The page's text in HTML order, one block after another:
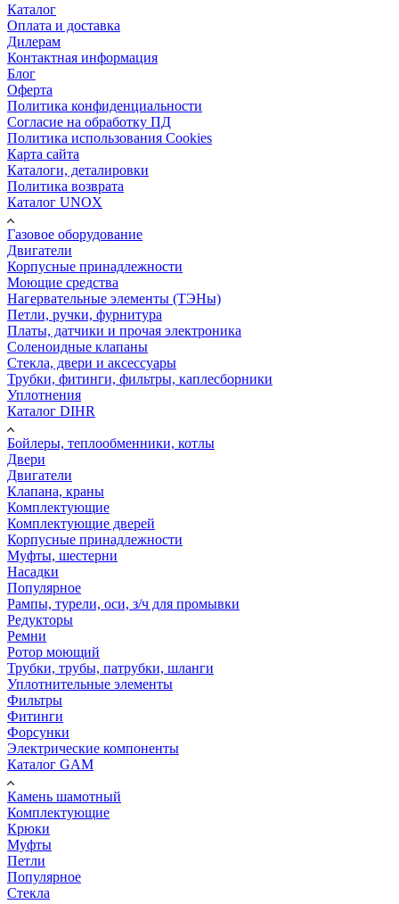
Каталог
Оплата и доставка
Дилерам
Контактная информация
Блог
Оферта
Политика конфиденциальности
Согласие на обработку ПД
Политика использования Cookies
Карта сайта
Каталоги, деталировки
Политика возврата
Каталог UNOX
Газовое оборудование
Двигатели
Корпусные принадлежности
Моющие средства
Нагервательные элементы (ТЭНы)
Петли, ручки, фурнитура
Платы, датчики и прочая электроника
Соленоидные клапаны
Стекла, двери и аксессуары
Трубки, фитинги, фильтры, каплесборники
Уплотнения
Каталог DIHR
Бойлеры, теплообменники, котлы
Двери
Двигатели
Клапана, краны
Комплектующие
Комплектующие дверей
Корпусные принадлежности
Муфты, шестерни
Насадки
Популярное
Рампы, турели, оси, з/ч для промывки
Редукторы
Ремни
Ротор моющий
Трубки, трубы, патрубки, шланги
Уплотнительные элементы
Фильтры
Фитинги
Форсунки
Электрические компоненты
Каталог GAM
Камень шамотный
Комплектующие
Крюки
Муфты
Петли
Популярное
Стекла